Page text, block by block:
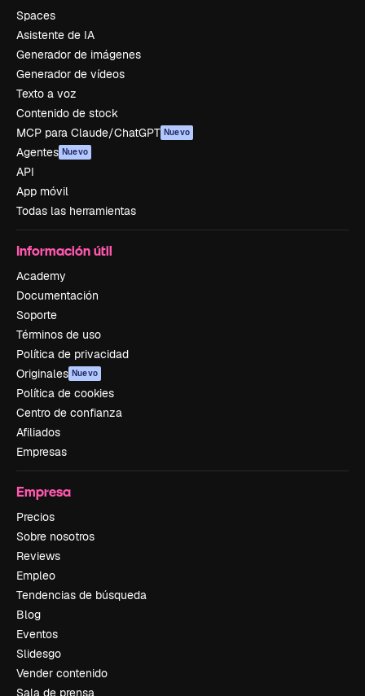
Spaces
Asistente de IA
Generador de imágenes
Generador de vídeos
Texto a voz
Contenido de stock
MCP para Claude/ChatGPT Nuevo
Agentes Nuevo
API
App móvil
Todas las herramientas
Información útil
Academy
Documentación
Soporte
Términos de uso
Política de privacidad
Originales Nuevo
Política de cookies
Centro de confianza
Afiliados
Empresas
Empresa
Precios
Sobre nosotros
Reviews
Empleo
Tendencias de búsqueda
Blog
Eventos
Slidesgo
Vender contenido
Sala de prensa